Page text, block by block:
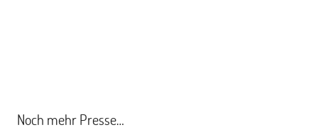
Noch mehr Presse…